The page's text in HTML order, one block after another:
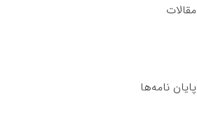
مقالات
پایان نامه‌ها